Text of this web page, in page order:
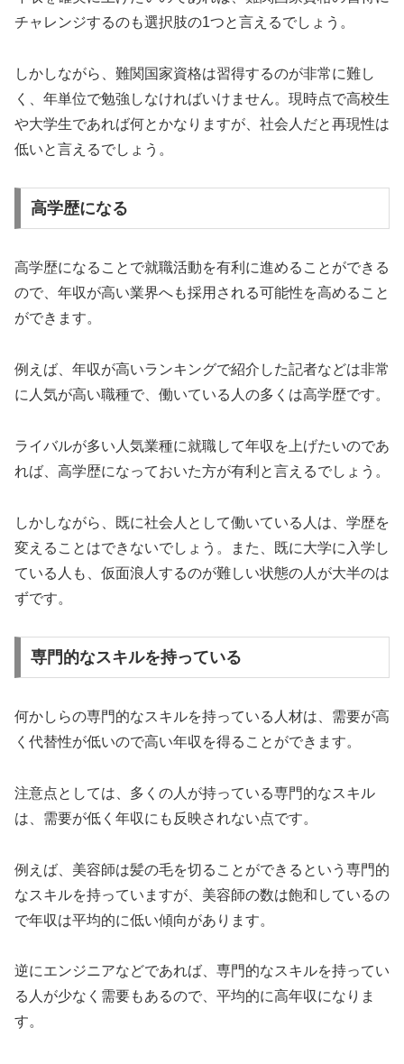
チャレンジするのも選択肢の1つと言えるでしょう。
しかしながら、難関国家資格は習得するのが非常に難し
く、年単位で勉強しなければいけません。現時点で高校生
や大学生であれば何とかなりますが、社会人だと再現性は
低いと言えるでしょう。
高学歴になる
高学歴になることで就職活動を有利に進めることができる
ので、年収が高い業界へも採用される可能性を高めること
ができます。
例えば、年収が高いランキングで紹介した記者などは非常
に人気が高い職種で、働いている人の多くは高学歴です。
ライバルが多い人気業種に就職して年収を上げたいのであ
れば、高学歴になっておいた方が有利と言えるでしょう。
しかしながら、既に社会人として働いている人は、学歴を
変えることはできないでしょう。また、既に大学に入学し
ている人も、仮面浪人するのが難しい状態の人が大半のは
ずです。
専門的なスキルを持っている
何かしらの専門的なスキルを持っている人材は、需要が高
く代替性が低いので高い年収を得ることができます。
注意点としては、多くの人が持っている専門的なスキル
は、需要が低く年収にも反映されない点です。
例えば、美容師は髪の毛を切ることができるという専門的
なスキルを持っていますが、美容師の数は飽和しているの
で年収は平均的に低い傾向があります。
逆にエンジニアなどであれば、専門的なスキルを持ってい
る人が少なく需要もあるので、平均的に高年収になりま
す。